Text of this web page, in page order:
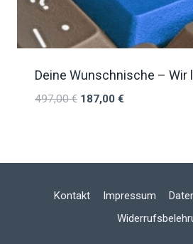
Deine Wunschnische – Wir
497,00€ 187,00 €
Kontakt Impressum